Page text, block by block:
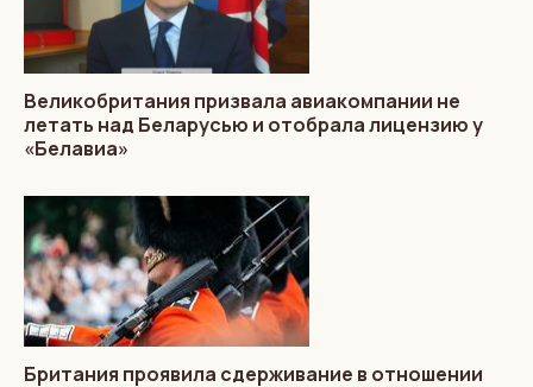
Великобритания призвала авиакомпании не
летать над Беларусью и отобрала лицензию у
«Белавиа»
Британия проявила сдерживание в отношении